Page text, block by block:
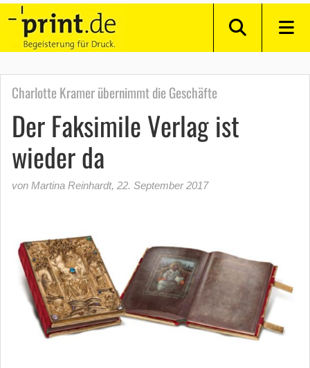
Charlotte Kramer übernimmt die Geschäfte
Der Faksimile Verlag ist
wieder da
von Martina Reinhardt, 22. September 2017